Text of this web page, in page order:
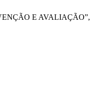
E AVALIAÇÃO”,